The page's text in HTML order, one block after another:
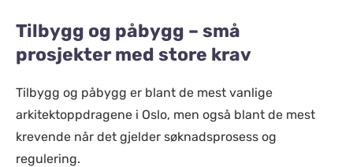
Tilbygg og påbygg – små
prosjekter med store krav
Tilbygg og påbygg er blant de mest vanlige
arkitektoppdragene i Oslo, men også blant de mest
krevende når det gjelder søknadsprosess og
regulering.